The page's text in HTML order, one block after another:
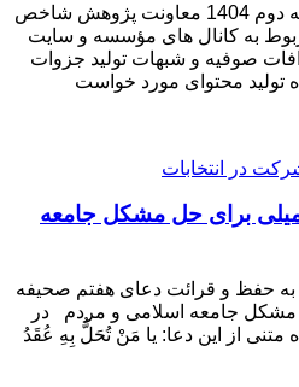
بسمه تعالی گزارش شش ماهه دوم 1404 معاونت پژوهش شاخص
به کانال های مؤسسه و سایت
صوفیه و شبهات تولید جزوات
تولید محتوای مورد خواست
برای حل مشکل جامعه
حفظ و قرائت دعای هفتم صحیفه
مشکل جامعه اسلامی و مردم در
متنی از این دعا: یا مَنْ تُحَلُّ بِهِ عُقَدُ